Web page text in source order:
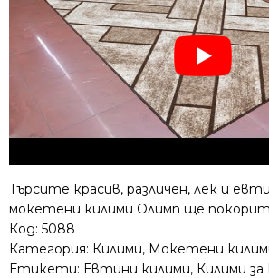
Търсите красив, различен, лек и
мокетени килими Олимп ще
Код: 5088
Категория: Килими, Мокетени
Етикети: Евтини килими, Килими за